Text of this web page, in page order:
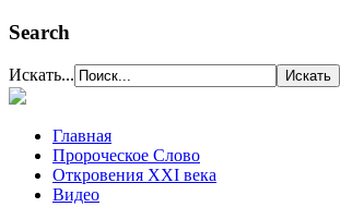
Search
Искать...
Главная
Пророческое Слово
Откровения ХХІ века
Видео